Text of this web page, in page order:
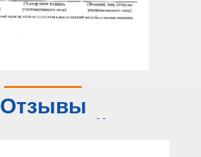
Отзывы